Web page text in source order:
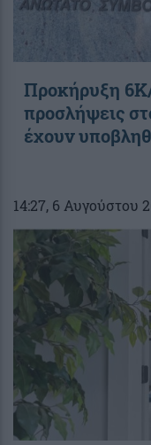
Προκήρυξη
προσλήψεις
έχουν
14:27, 6 Αυγούστου